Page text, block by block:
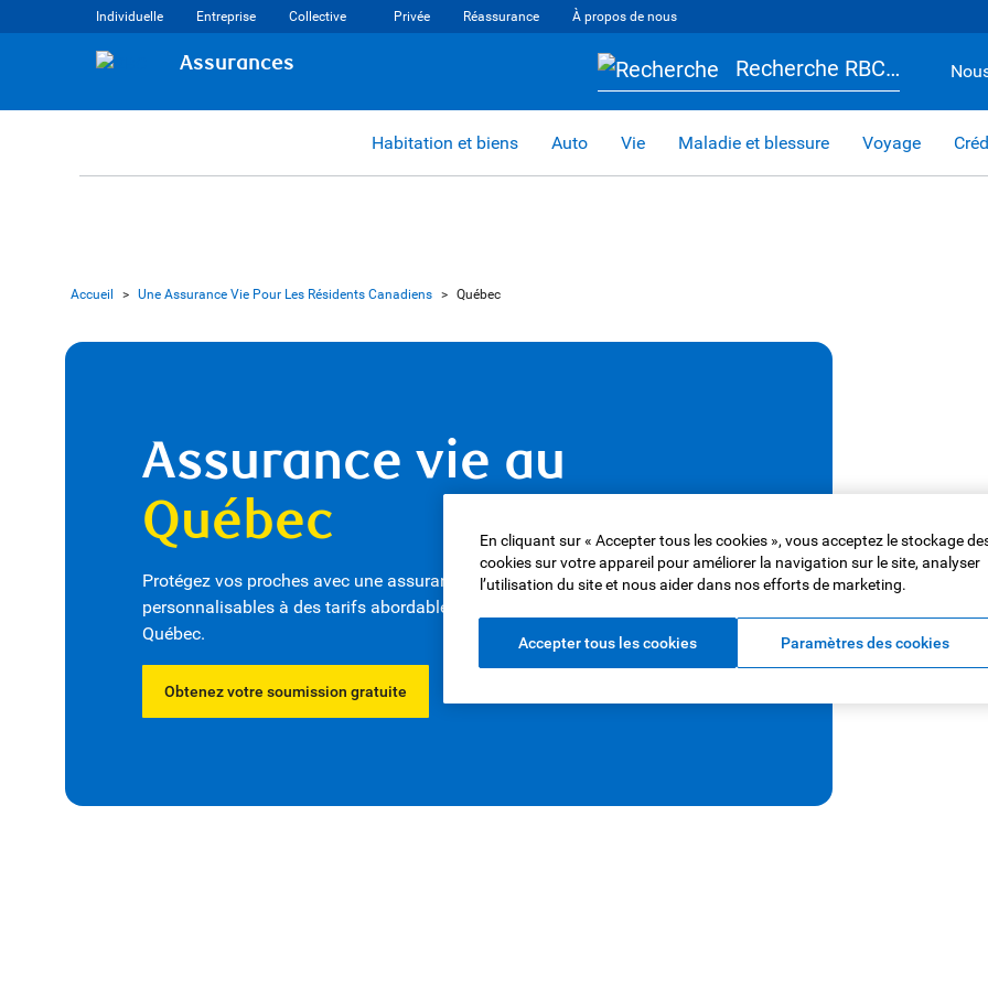
Individuelle Entreprise Collective Privée Réassurance À propos de nous
Assurances Recherche RBC…
Habitation et biens Auto Vie Maladie et blessure Voyage
Accueil > Une Assurance Vie Pour Les Résidents Canadiens > Québec
Assurance vie au
Québec
Protégez vos proches avec une assurance vie fiable. Nous offrons des régimes
personnalisables à des tarifs abordables pour les familles et les particuliers du
Québec.
Obtenez votre soumission gratuite
En cliquant sur « Accepter tous les cookies », vous acceptez le stockage
cookies sur votre appareil pour améliorer la navigation sur le site, analyser
l’utilisation du site et nous aider dans nos efforts de marketing.
Accepter tous les cookies Paramètres des cookies